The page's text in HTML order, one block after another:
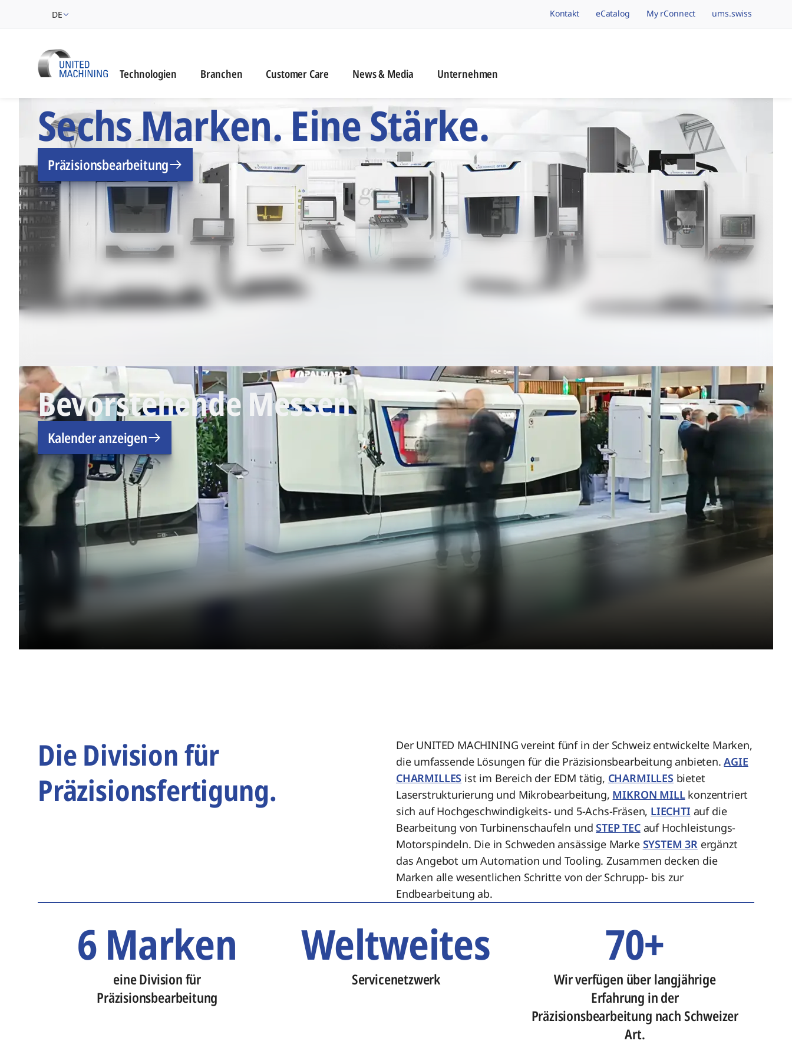
DE navigation.brand
Kontakt eCatalog My rConnect ums.swiss
Technologien Branchen Customer Care News & Media Unternehmen
UNITED MACHINING – Sechs
Sechs Marken. Eine Stärke.
Präzisionsbearbeitung
Bevorstehende Messen
Kalender anzeigen
Die Division für
Präzisionsfertigung.
Der UNITED MACHINING vereint fünf in der Schweiz entwickelte Marken,
die umfassende Lösungen für die Präzisionsbearbeitung anbieten.AGIE
CHARMILLES ist im Bereich der EDM tätig, CHARMILLES bietet
Laserstrukturierung und Mikrobearbeitung, MIKRON MILLkonzentriert
sich auf Hochgeschwindigkeits- und 5-Achs-Fräsen, LIECHTI auf die
Bearbeitung von Turbinenschaufeln undSTEP TECauf Hochleistungs-
Motorspindeln. Die in Schweden ansässige Marke SYSTEM 3Rergänzt
das Angebot um Automation und Tooling. Zusammen decken die
Marken alle wesentlichen Schritte von der Schrupp- bis zur
Endbearbeitung ab.
6 Marken
eine Division für
Präzisionsbearbeitung
Weltweites
Servicenetzwerk
70+
Wir verfügen über langjährige
Erfahrung in der
Präzisionsbearbeitung nach Schweizer
Art.